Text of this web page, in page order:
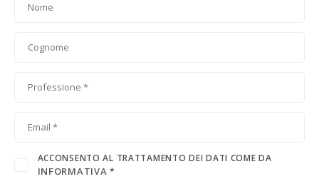
ACCONSENTO AL TRATTAMENTO DEI DATI COME DA
INFORMATIVA *